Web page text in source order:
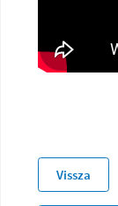
Vissza